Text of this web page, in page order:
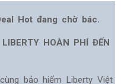
Hot đang chờ bác.
HOÀN PHÍ ĐẾN
bảo hiểm Liberty Việt